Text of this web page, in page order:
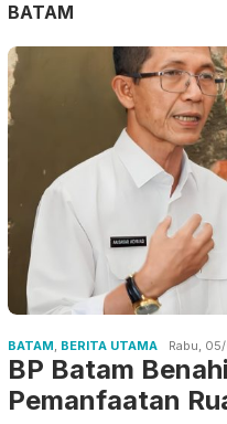
BATAM
BATAM, BERITA UTAMA Rabu,
BP Batam
Pemanfaatan